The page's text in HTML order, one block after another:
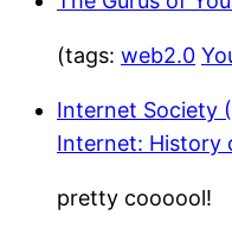
(tags: web2.0
Internet Society
Internet: History
pretty coooool!